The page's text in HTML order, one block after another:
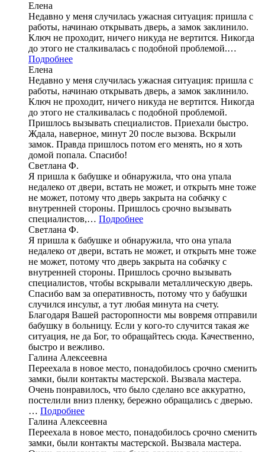
Елена
Недавно у меня случилась ужасная ситуация: пришла с
работы, начинаю открывать дверь, а замок заклинило.
Ключ не проходит, ничего никуда не вертится. Никогда
до этого не сталкивалась с подобной проблемой.…
Подробнее
Елена
Недавно у меня случилась ужасная ситуация: пришла с
работы, начинаю открывать дверь, а замок заклинило.
Ключ не проходит, ничего никуда не вертится. Никогда
до этого не сталкивалась с подобной проблемой.
Пришлось вызывать специалистов. Приехали быстро.
Ждала, наверное, минут 20 после вызова. Вскрыли
замок. Правда пришлось потом его менять, но я хоть
домой попала. Спасибо!
Светлана Ф.
Я пришла к бабушке и обнаружила, что она упала
недалеко от двери, встать не может, и открыть мне тоже
не может, потому что дверь закрыта на собачку с
внутренней стороны. Пришлось срочно вызывать
специалистов,… Подробнее
Светлана Ф.
Я пришла к бабушке и обнаружила, что она упала
недалеко от двери, встать не может, и открыть мне тоже
не может, потому что дверь закрыта на собачку с
внутренней стороны. Пришлось срочно вызывать
специалистов, чтобы вскрывали металлическую дверь.
Спасибо вам за оперативность, потому что у бабушки
случился инсульт, а тут любая минута на счету.
Благодаря Вашей расторопности мы вовремя отправили
бабушку в больницу. Если у кого-то случится такая же
ситуация, не да Бог, то обращайтесь сюда. Качественно,
быстро и вежливо.
Галина Алексеевна
Переехала в новое место, понадобилось срочно сменить
замки, были контакты мастерской. Вызвала мастера.
Очень понравилось, что было сделано все аккуратно,
постелили вниз пленку, бережно обращались с дверью.
… Подробнее
Галина Алексеевна
Переехала в новое место, понадобилось срочно сменить
замки, были контакты мастерской. Вызвала мастера.